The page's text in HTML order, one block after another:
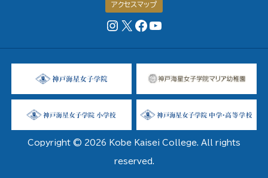
アクセスマップ
Instagram
X FacebookページYouTubeチャンネル
Copyright © 2026 Kobe Kaisei College. All rights
reserved.